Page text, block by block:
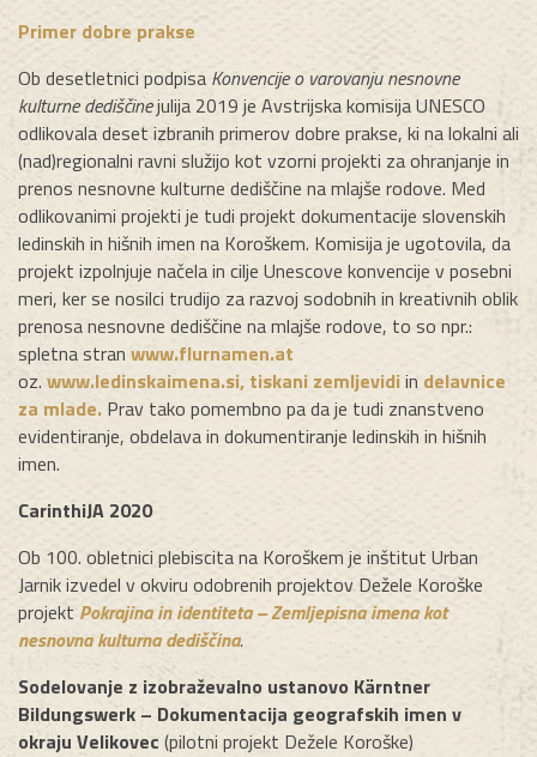
Primer dobre prakse
Ob desetletnici podpisa Konvencije o varovanju nesnovne
kulturne dediščinejulija 2019 je Avstrijska komisija UNESCO
odlikovala deset izbranih primerov dobre prakse, ki na lokalni ali
(nad)regionalni ravni služijo kot vzorni projekti za ohranjanje in
prenos nesnovne kulturne dediščine na mlajše rodove. Med
odlikovanimi projekti je tudi projekt dokumentacije slovenskih
ledinskih in hišnih imen na Koroškem. Komisija je ugotovila, da
projekt izpolnjuje načela in cilje Unescove konvencije v posebni
meri, ker se nosilci trudijo za razvoj sodobnih in kreativnih oblik
prenosa nesnovne dediščine na mlajše rodove, to so npr.:
spletna stran www.flurnamen.at
oz. www.ledinskaimena.si, tiskani zemljevidiin delavnice
za mlade. Prav tako pomembno pa da je tudi znanstveno
evidentiranje, obdelava in dokumentiranje ledinskih in hišnih
imen.
CarinthiJA 2020
Ob 100. obletnici plebiscita na Koroškem je inštitut Urban
Jarnik izvedel v okviru odobrenih projektov Dežele Koroške
projekt Pokrajina in identiteta – Zemljepisna imena kot
nesnovna kulturna dediščina.
Sodelovanje z izobraževalno ustanovo Kärntner
Bildungswerk – Dokumentacija geografskih imen v
okraju Velikovec (pilotni projekt Dežele Koroške)